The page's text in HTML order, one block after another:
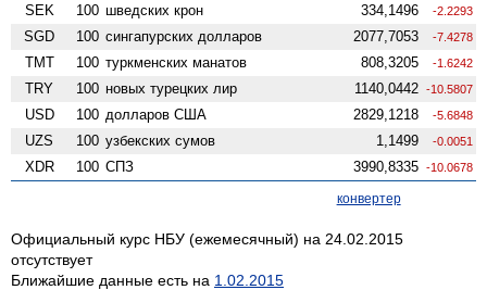
SEK 100 шведских крон 334,1496 -2.2293
SGD 100 сингапурских долларов 2077,7053 -7.4278
TMT 100 туркменских манатов 808,3205 -1.6242
TRY 100 новых турецких лир 1140,0442 -10.5807
USD 100 долларов США 2829,1218 -5.6848
UZS 100 узбекских сумов 1,1499 -0.0051
XDR 100 СПЗ 3990,8335 -10.0678
конвертер
Официальный курс НБУ (ежемесячный) на 24.02.2015
отсутствует
Ближайшие данные есть на 1.02.2015